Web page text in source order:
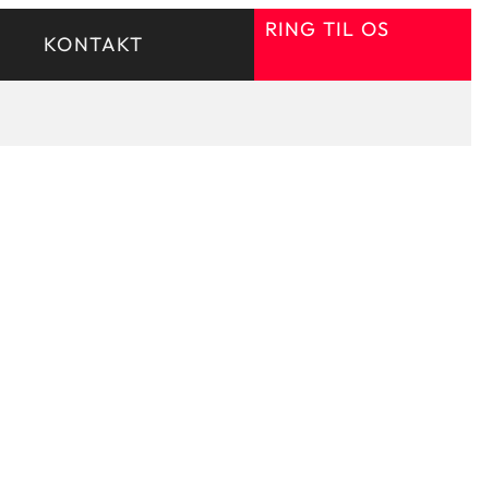
KONTAKT
RING TIL OS